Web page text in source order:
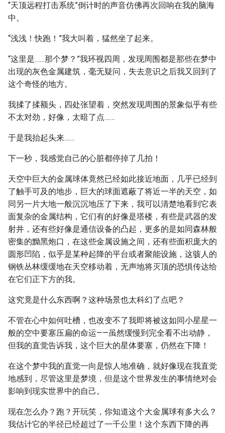
“天顶远程打击系统”倒计时的声音仿佛再次回响在我的脑海
中。
“浅浅！快跑！”我大叫着，猛然坐了起来。
“这里是……那个梦？”我环视四周，发现周围都是那些在梦中
出现的灰色金属建筑，毫无疑问，失去意识之后我又回到了
这个奇怪的地方。
我揉了揉额头，四处张望着，突然发现周围的景象似乎有些
不太对劲，好像，太暗了点……
于是我抬起头来……
下一秒，我感觉自己的心脏都停掉了几拍！
天空中巨大的金属球体竟然已经如此接近地面，几乎已经到
了触手可及的地步，巨大的球面遮蔽了将近一半的天空，如
同另一片大地一般沉沉地压了下来，我可以清楚地看到它表
面复杂的金属结构，它们有的好像是塔楼，有些是武器的发
射井，还有些好像是通信设备的凸起，更多的是如同森林般
密集的黝黑炮口，在这些金属设施之间，还有些面积庞大的
圆形凹陷，似乎是某种起降的平台或者聚能设施，这骇人的
钢铁丛林缓缓地在天空移动着，无声地将灭顶的恐惧传达给
在它们正下方的我。
这究竟是什么东西啊？这种场景也太科幻了点吧？
不管在心中如何吐槽，也改变不了我即将被这如同小星星一
般的空中要塞压扁的命运——虽然缓慢到完全看不出动静，
但我的直觉告诉我，这个巨大的星体要塞，仍然在下降！
在这个梦中我的直觉一向是惊人地准确，就好像现在我直觉
地感到，尽管这里是梦境，但是这个世界发生的事情绝对会
影响到现实世界中的自己。
现在怎么办？跑？开玩笑，你知道这个大金属球有多大么？
我估计它的半径已经超过了一千公里！这个东西下降的再